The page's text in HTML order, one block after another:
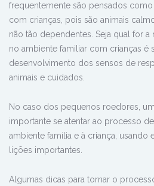
frequentemente são pensados
com crianças, pois são animais
não tão dependentes. Seja qual for
no ambiente familiar com crianças é
desenvolvimento dos sensos de
animais e cuidados.
No caso dos pequenos roedores,
importante se atentar ao processo
ambiente família e à criança, usando
lições importantes.
Algumas dicas para tornar o